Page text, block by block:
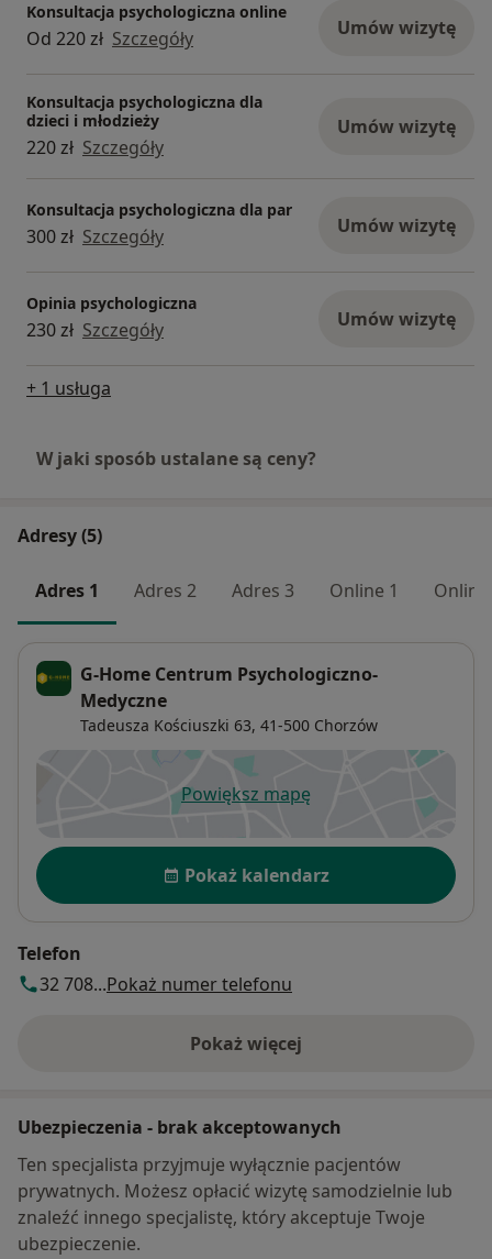
Konsultacja psychologiczna online
Od 220 zł Szczegóły Umów wizytę
Konsultacja psychologiczna dla
dzieci i młodzieży
220 zł Szczegóły
Umów wizytę
Konsultacja psychologiczna dla par
300 zł Szczegóły Umów wizytę
Opinia psychologiczna
230 zł Szczegóły Umów wizytę
+ 1 usługa
W jaki sposób ustalane są ceny?
Adresy (5)
Adres 1 Adres 2 Adres 3 Online 1 Online
G-Home Centrum Psychologiczno-
Medyczne
Tadeusza Kościuszki 63, 41-500 Chorzów
Powiększ mapęotwiera się w nowej karcie
Dostępność
Pokaż kalendarz
Telefon
32 708...Pokaż numer telefonu
Pokaż więcej
o adresie
Ubezpieczenia - brak akceptowanych
Ten specjalista przyjmuje wyłącznie pacjentów
prywatnych. Możesz opłacić wizytę samodzielnie lub
znaleźć innego specjalistę, który akceptuje Twoje
ubezpieczenie.